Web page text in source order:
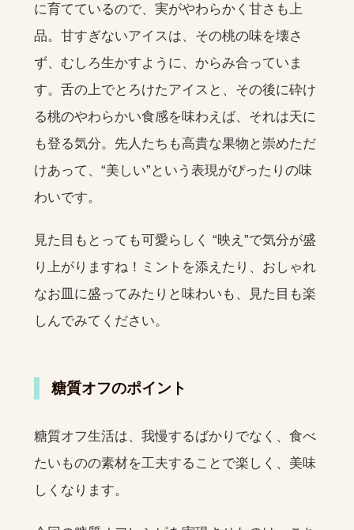
に育てているので、実がやわらかく甘さも上
品。甘すぎないアイスは、その桃の味を壊さ
ず、むしろ生かすように、からみ合っていま
す。舌の上でとろけたアイスと、その後に砕け
る桃のやわらかい食感を味わえば、それは天に
も登る気分。先人たちも高貴な果物と崇めただ
けあって、“美しい”という表現がぴったりの味
わいです。
見た目もとっても可愛らしく “映え”で気分が盛
り上がりますね！ミントを添えたり、おしゃれ
なお皿に盛ってみたりと味わいも、見た目も楽
しんでみてください。
糖質オフのポイント
糖質オフ生活は、我慢するばかりでなく、食べ
たいものの素材を工夫することで楽しく、美味
しくなります。